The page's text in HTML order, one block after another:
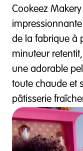
Cookeez
de la fabrique à
minuteur
une adorable
toute chaude et
pâtisserie